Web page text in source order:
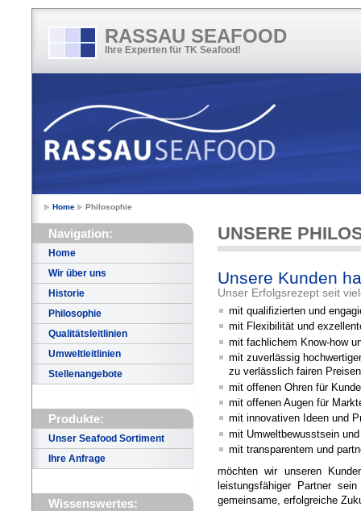
RASSAU SEAFOOD
Ihre Experten für TK Seafood!
Home Philosophie
Navigation:
Home
Wir über uns
Historie
Philosophie
Qualitätsleitlinien
Umweltleitlinien
Stellenangebote
Produkte:
Unser Seafood Sortiment
Ihre Anfrage
Wissenswertes:
UNSERE
Unsere Kunden
Unser Erfolgsrezept seit
mit qualifizierten und
mit Flexibilität und
mit fachlichem Know-how
mit zuverlässig
zu verlässlich fairen Preisen
mit offenen Ohren für
mit offenen Augen für
mit innovativen Ideen und
mit Umweltbewusstsein
mit transparentem und
möchten wir unseren
leistungsfähiger Partner
gemeinsame, erfolgreiche